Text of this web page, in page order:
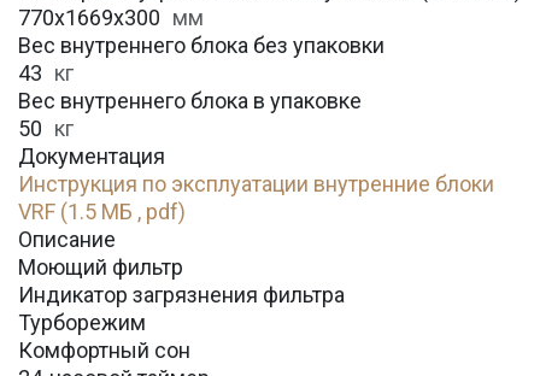
770х1669х300 мм
Вес внутреннего блока без упаковки
43 кг
Вес внутреннего блока в упаковке
50 кг
Документация
Инструкция по эксплуатации внутренние блоки
VRF (1.5 МБ , pdf)
Описание
Моющий фильтр
Индикатор загрязнения фильтра
Турборежим
Комфортный сон